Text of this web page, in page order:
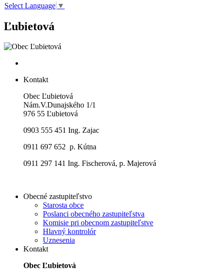
Select Language ▼
Ľubietová
Kontakt
Obec Ľubietová
Nám.V.Dunajského 1/1
976 55 Ľubietová
0903 555 451 Ing. Zajac
0911 697 652 p. Kútna
0911 297 141 Ing. Fischerová, p. Majerová
Obecné zastupiteľstvo
Starosta obce
Poslanci obecného zastupiteľstva
Komisie pri obecnom zastupiteľstve
Hlavný kontrolór
Uznesenia
Kontakt
Obec Ľubietová